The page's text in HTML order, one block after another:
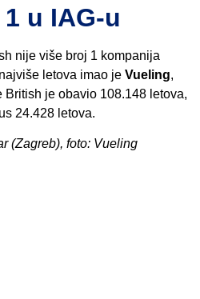
u IAG-u
nije više broj 1 kompanija
letova imao je Vueling,
British je obavio 108.148 letova,
24.428 letova.
(Zagreb), foto: Vueling